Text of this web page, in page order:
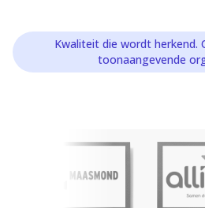
Kwaliteit die wordt herkend.
toonaangevende